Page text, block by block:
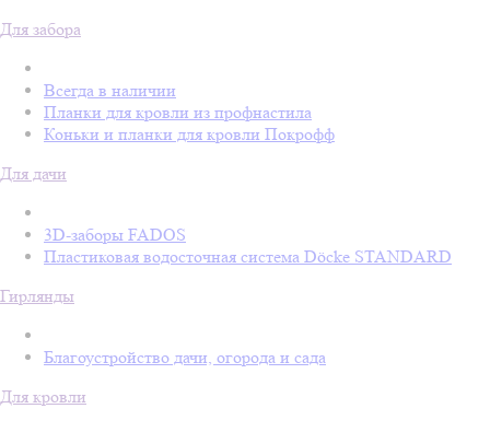
Для забора
Всегда в наличии
Планки для кровли из профнастила
Коньки и планки для кровли Покрофф
Для дачи
3D-заборы FADOS
Пластиковая водосточная система Döcke STANDARD
Гирлянды
Благоустройство дачи, огорода и сада
Для кровли